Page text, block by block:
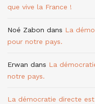
que vive la France !
Noé Zabon dans La
pour notre pays.
Erwan dans La
notre pays.
La démocratie directe